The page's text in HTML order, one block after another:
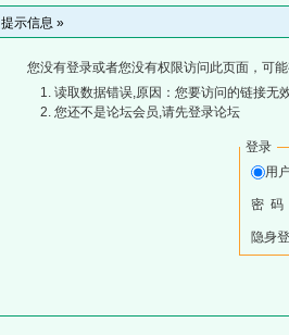
提示信息 »
您没有登录或者您没有权限访问此页面，可
读取数据错误,原因：您要访问的链接无
您还不是论坛会员,请先登录论坛
登录
用
密 码
隐身